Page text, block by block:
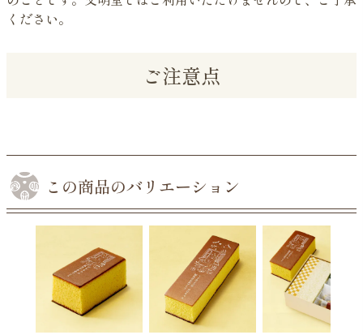
ください。
ご注意点
この商品のバリエーション